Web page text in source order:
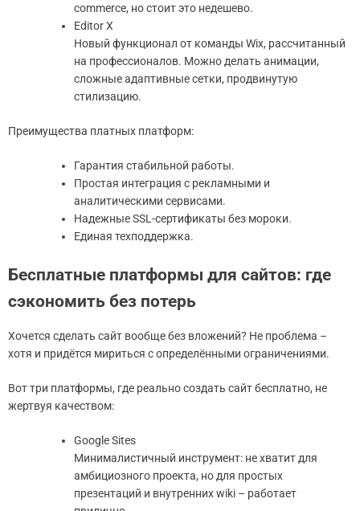
commerce, но стоит это недешево.
Editor X
Новый функционал от команды Wix, рассчитанный
на профессионалов. Можно делать анимации,
сложные адаптивные сетки, продвинутую
стилизацию.
Преимущества платных платформ:
Гарантия стабильной работы.
Простая интеграция с рекламными и
аналитическими сервисами.
Надежные SSL-сертификаты без мороки.
Единая техподдержка.
Бесплатные платформы для сайтов: где
сэкономить без потерь
Хочется сделать сайт вообще без вложений? Не проблема –
хотя и придётся мириться с определёнными ограничениями.
Вот три платформы, где реально создать сайт бесплатно, не
жертвуя качеством:
Google Sites
Минималистичный инструмент: не хватит для
амбициозного проекта, но для простых
презентаций и внутренних wiki – работает